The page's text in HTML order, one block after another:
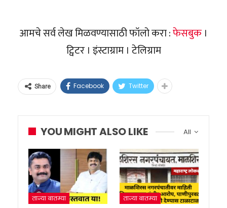
आमचे सर्व लेख मिळवण्यासाठी फॉलो करा :फेसबुक ।
ट्विटर । इंस्टाग्राम । टेलिग्राम
Share Facebook Twitter
All
YOU MIGHT ALSO LIKE
ताज्या बातम्या ताज्या बातम्या